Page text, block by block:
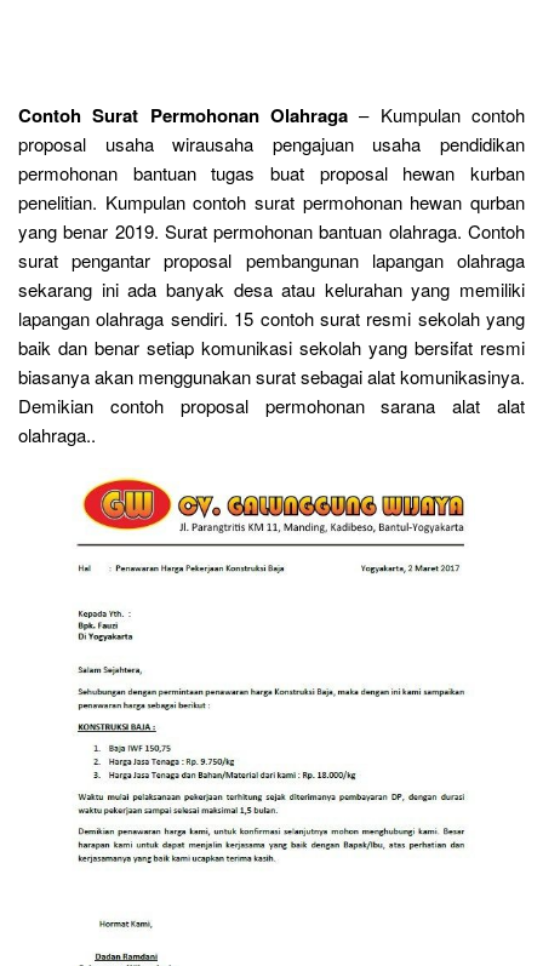
Contoh Surat Permohonan Olahraga – Kumpulan contoh
proposal usaha wirausaha pengajuan usaha pendidikan
permohonan bantuan tugas buat proposal hewan kurban
penelitian. Kumpulan contoh surat permohonan hewan qurban
yang benar 2019. Surat permohonan bantuan olahraga. Contoh
surat pengantar proposal pembangunan lapangan olahraga
sekarang ini ada banyak desa atau kelurahan yang memiliki
lapangan olahraga sendiri. 15 contoh surat resmi sekolah yang
baik dan benar setiap komunikasi sekolah yang bersifat resmi
biasanya akan menggunakan surat sebagai alat komunikasinya.
Demikian contoh proposal permohonan sarana alat alat
olahraga..